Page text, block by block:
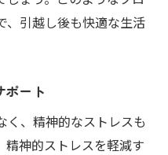
、引越し後も快適な生活
ポート
く、精神的なストレスも
精神的ストレスを軽減す